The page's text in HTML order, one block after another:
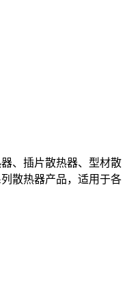
、插片散热器、型材散
散热器产品，适用于各